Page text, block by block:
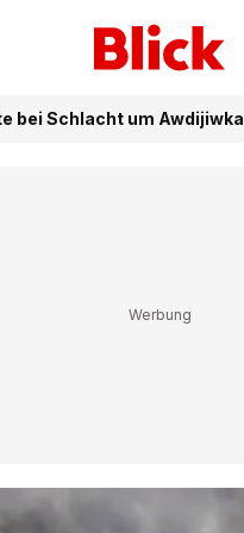
bei Schlacht um Awdijiwka